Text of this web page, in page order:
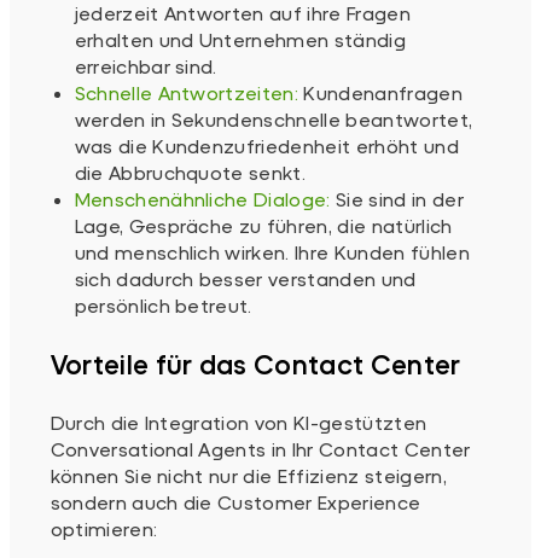
jederzeit Antworten auf ihre Fragen
erhalten und Unternehmen ständig
erreichbar sind.
Schnelle Antwortzeiten: Kundenanfragen
werden in Sekundenschnelle beantwortet,
was die Kundenzufriedenheit erhöht und
die Abbruchquote senkt.
Menschenähnliche Dialoge: Sie sind in der
Lage, Gespräche zu führen, die natürlich
und menschlich wirken. Ihre Kunden fühlen
sich dadurch besser verstanden und
persönlich betreut.
Vorteile für das Contact Center
Durch die Integration von KI-gestützten
Conversational Agents in Ihr Contact Center
können Sie nicht nur die Effizienz steigern,
sondern auch die Customer Experience
optimieren: